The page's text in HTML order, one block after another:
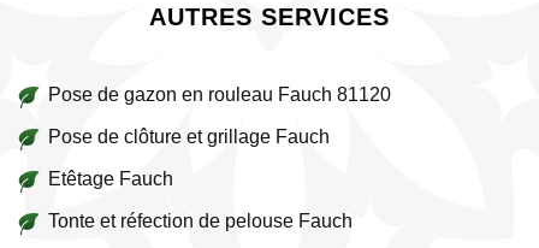
AUTRES SERVICES
Pose de gazon en rouleau Fauch 81120
Pose de clôture et grillage Fauch
Etêtage Fauch
Tonte et réfection de pelouse Fauch